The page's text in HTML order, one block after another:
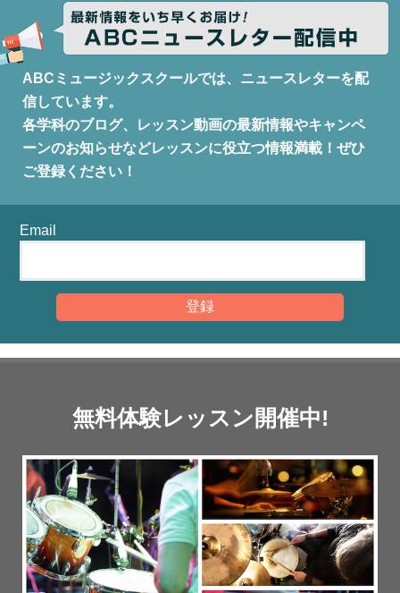
ABCミュージックスクールでは、ニュースレターを配
信しています。
各学科のブログ、レッスン動画の最新情報やキャンペ
ーンのお知らせなどレッスンに役立つ情報満載！ぜひ
ご登録ください！
Email
無料体験レッスン開催中!